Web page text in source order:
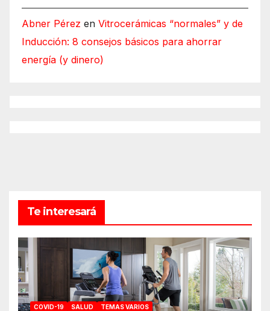
Abner Pérez en Vitrocerámicas “normales” y de
Inducción: 8 consejos básicos para ahorrar
energía (y dinero)
Te interesará
COVID-19 SALUD TEMAS VARIOS